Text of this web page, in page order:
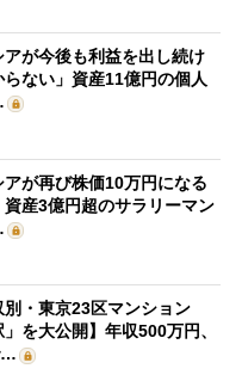
アが今後も利益を出し続け
らない」資産11億円の個人
アが再び株価10万円になる
資産3億円超のサラリーマン
別・東京23区マンション
」を大公開】年収500万円、
…